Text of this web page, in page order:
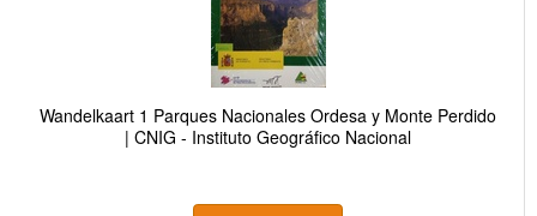
Wandelkaart 1 Parques Nacionales Ordesa y Monte Perdido
| CNIG - Instituto Geográfico Nacional